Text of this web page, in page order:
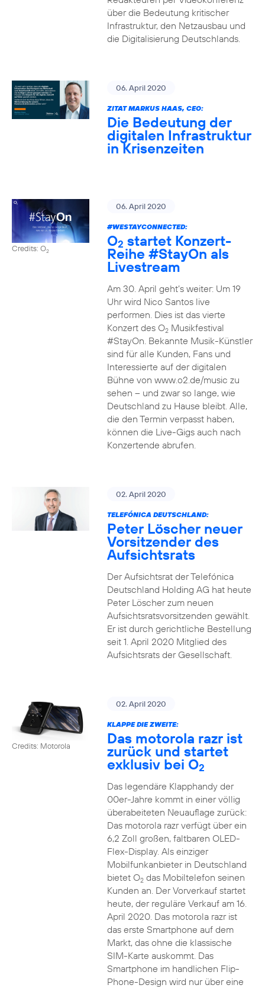
über die Bedeutung kritischer
Infrastruktur, den Netzausbau und
die Digitalisierung Deutschlands.
06. April 2020
ZITAT MARKUS HAAS, CEO:
Die Bedeutung der
digitalen Infrastruktur
in Krisenzeiten
Credits: O2
06. April 2020
#WESTAYCONNECTED:
O2 startet Konzert-
Reihe #StayOn als
Livestream
Am 30. April geht’s weiter: Um 19
Uhr wird Nico Santos live
performen. Dies ist das vierte
Konzert des O2Musikfestival
#StayOn. Bekannte Musik-Künstler
sind für alle Kunden, Fans und
Interessierte auf der digitalen
Bühne von www.o2.de/music zu
sehen – und zwar so lange, wie
Deutschland zu Hause bleibt. Alle,
die den Termin verpasst haben,
können die Live-Gigs auch nach
Konzertende abrufen.
02. April 2020
TELEFÓNICA DEUTSCHLAND:
Peter Löscher neuer
Vorsitzender des
Aufsichtsrats
Der Aufsichtsrat der Telefónica
Deutschland Holding AG hat heute
Peter Löscher zum neuen
Aufsichtsratsvorsitzenden gewählt.
Er ist durch gerichtliche Bestellung
seit 1. April 2020 Mitglied des
Aufsichtsrats der Gesellschaft.
Credits: Motorola
02. April 2020
KLAPPE DIE ZWEITE:
Das motorola razr ist
zurück und startet
exklusiv bei O2
Das legendäre Klapphandy der
00er-Jahre kommt in einer völlig
überabeiteten Neuauflage zurück:
Das motorola razr verfügt über ein
6,2 Zoll großen, faltbaren OLED-
Flex-Display. Als einziger
Mobilfunkanbieter in Deutschland
bietet O2das Mobiltelefon seinen
Kunden an. Der Vorverkauf startet
heute, der reguläre Verkauf am 16.
April 2020. Das motorola razr ist
das erste Smartphone auf dem
Markt, das ohne die klassische
SIM-Karte auskommt. Das
Smartphone im handlichen Flip-
Phone-Design wird nur über eine